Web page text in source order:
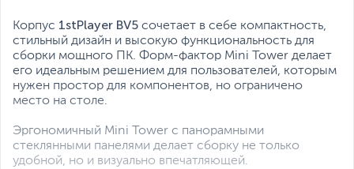
Корпус 1stPlayer BV5 сочетает в себе компактность,
стильный дизайн и высокую функциональность для
сборки мощного ПК. Форм-фактор Mini Tower делает
его идеальным решением для пользователей, которым
нужен простор для компонентов, но ограничено
место на столе.
Эргономичный Mini Tower с панорамными
стеклянными панелями делает сборку не только
удобной, но и визуально впечатляющей.